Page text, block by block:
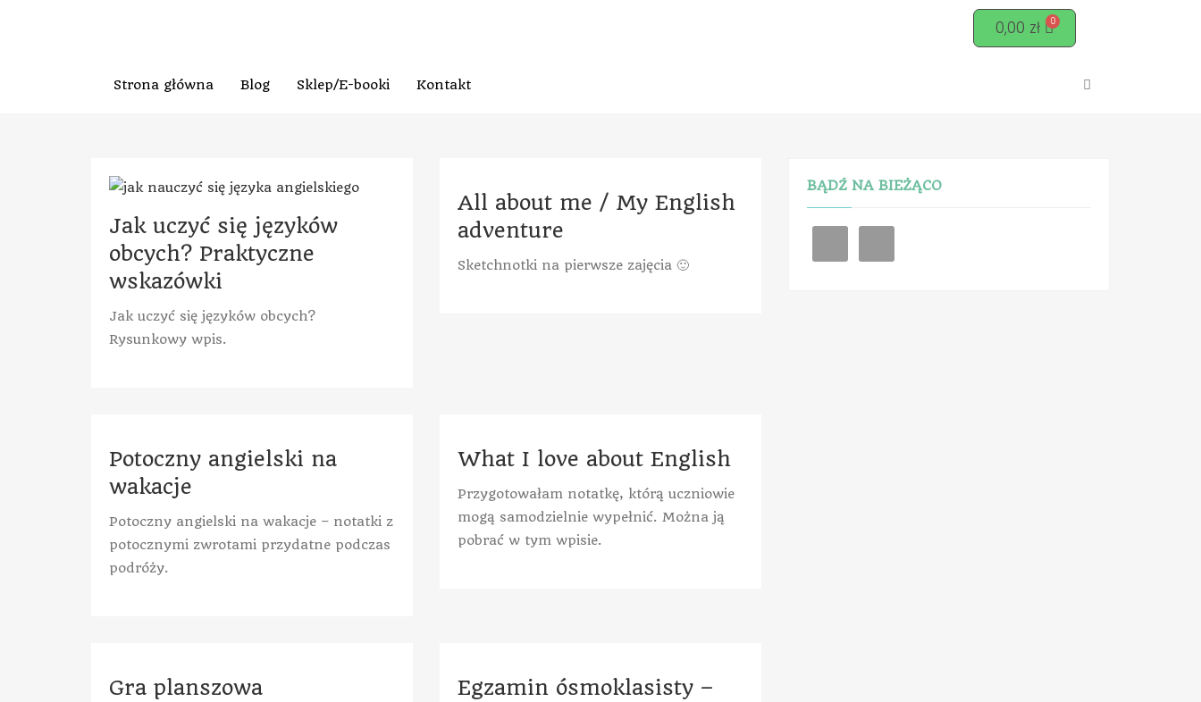
0,00 zł
Strona główna Blog Sklep/E-booki Kontakt
Jak uczyć się języków
obcych? Praktyczne
wskazówki
Jak uczyć się języków obcych?
Rysunkowy wpis.
All about me / My English
adventure
Sketchnotki na pierwsze zajęcia 🙂
Potoczny angielski na
wakacje
Potoczny angielski na wakacje – notatki z
potocznymi zwrotami przydatne podczas
podróży.
What I love about English
Przygotowałam notatkę, którą uczniowie
mogą samodzielnie wypełnić. Można ją
pobrać w tym wpisie.
Gra planszowa
Egzamin ósmoklasisty –
BĄDŹ NA BIEŻĄCO